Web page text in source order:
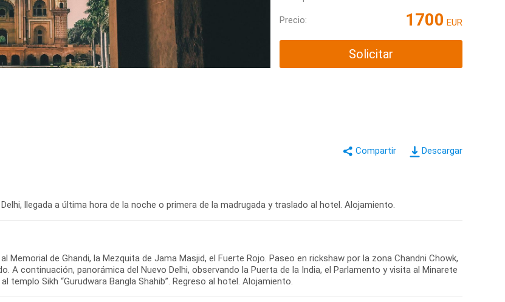
Precio: 1700 EUR
Solicitar
Descargar
llegada a última hora de la noche o primera de la madrugada y traslado al hotel. Alojamiento.
Memorial de Ghandi, la Mezquita de Jama Masjid, el Fuerte Rojo. Paseo en rickshaw por la zona Chandni Chowk,
A continuación, panorámica del Nuevo Delhi, observando la Puerta de la India, el Parlamento y visita al Minarete
templo Sikh “Gurudwara Bangla Shahib”. Regreso al hotel. Alojamiento.